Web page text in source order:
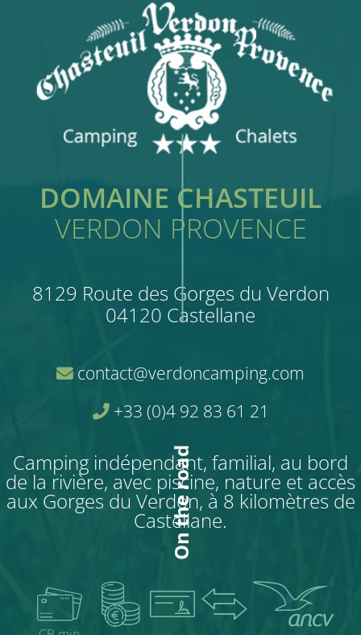
DOMAINE CHASTEUIL
VERDON PROVENCE
8129 Route des Gorges du Verdon
04120 Castellane
contact@verdoncamping.com
+33 (0)4 92 83 61 21
Camping indépendant, familial, au bord
de la rivière, avec piscine, nature et accès
aux Gorges du Verdon, à 8 kilomètres de
Castellane.
On the road